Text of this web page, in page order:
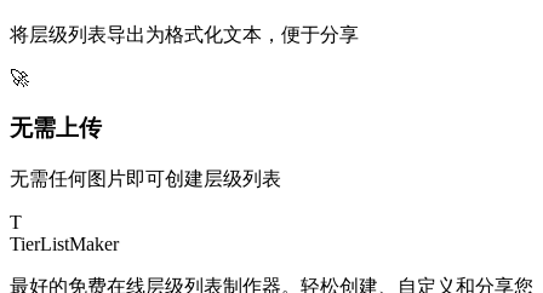
将层级列表导出为格式化文本，便于分享
🚀
无需上传
无需任何图片即可创建层级列表
T
TierListMaker
最好的免费在线层级列表制作器。轻松创建、自定义和分享您